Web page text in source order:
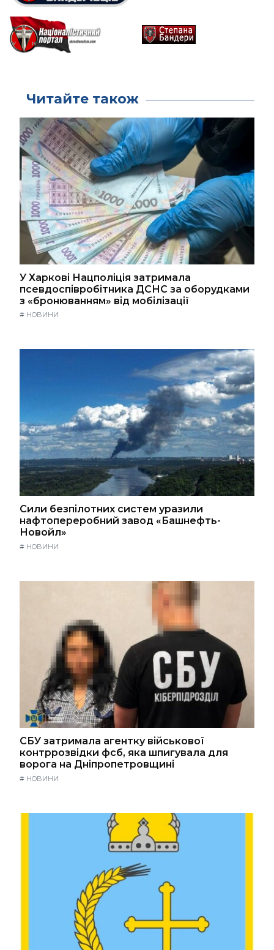
Читайте також
У Харкові Нацполіція затримала
псевдоспівробітника ДСНС за оборудками
з «бронюванням» від мобілізації
# НОВИНИ
Сили безпілотних систем уразили
нафтопереробний завод «Башнефть-
Новойл»
# НОВИНИ
СБУ затримала агентку військової
контррозвідки фсб, яка шпигувала для
ворога на Дніпропетровщині
# НОВИНИ